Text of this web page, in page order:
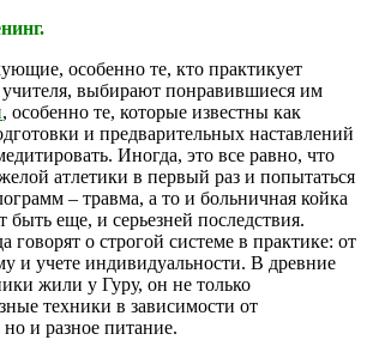
особенно те, кто практикует
учителя, выбирают понравившиеся им
, особенно те, которые известны как
и предварительных наставлений
Иногда, это все равно, что
атлетики в первый раз и попытаться
– травма, а то и больничная койка
быть еще, и серьезней последствия.
говорят о строгой системе в практике: от
и учете индивидуальности. В древние
жили у Гуру, он не только
техники в зависимости от
и разное питание.